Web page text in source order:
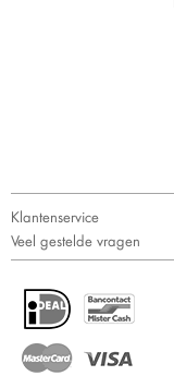
Klantenservice
Veel gestelde vragen